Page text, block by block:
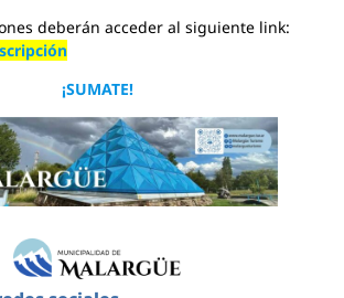
deberán acceder al siguiente link:
¡SUMATE!